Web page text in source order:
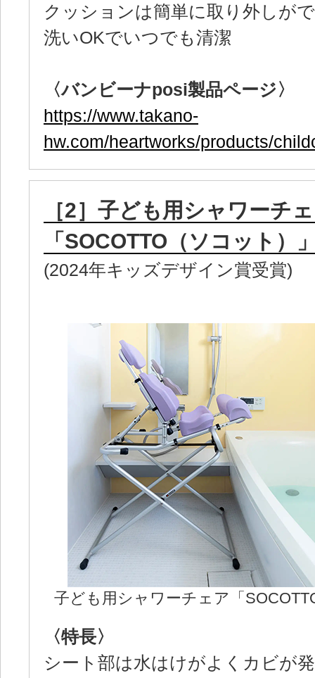
クッションは簡単に取り外しが
洗いOKでいつでも清潔
〈バンビーナposi製品ページ〉
https://www.takano-
hw.com/heartworks/products/
［2］子ども用シャワーチ
「SOCOTTO（ソコット）
(2024年キッズデザイン賞受賞)
子ども用シャワーチェア「
〈特長〉
シート部は水はけがよくカビが